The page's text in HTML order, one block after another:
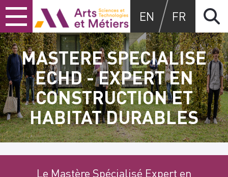
Skip
to
content
Skip
to
main
menu
Skip
to
search
Arts et métiers
EN FR
MASTERE SPECIALISE
ECHD - EXPERT EN
CONSTRUCTION ET
HABITAT DURABLES
Le Mastère Spécialisé Expert en